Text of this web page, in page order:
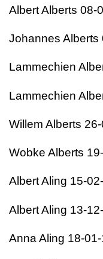
Albert Alberts 08-
Johannes Alberts
Lammechien
Lammechien
Willem Alberts
Wobke Alberts
Albert Aling 15-
Albert Aling 13-
Anna Aling 18-